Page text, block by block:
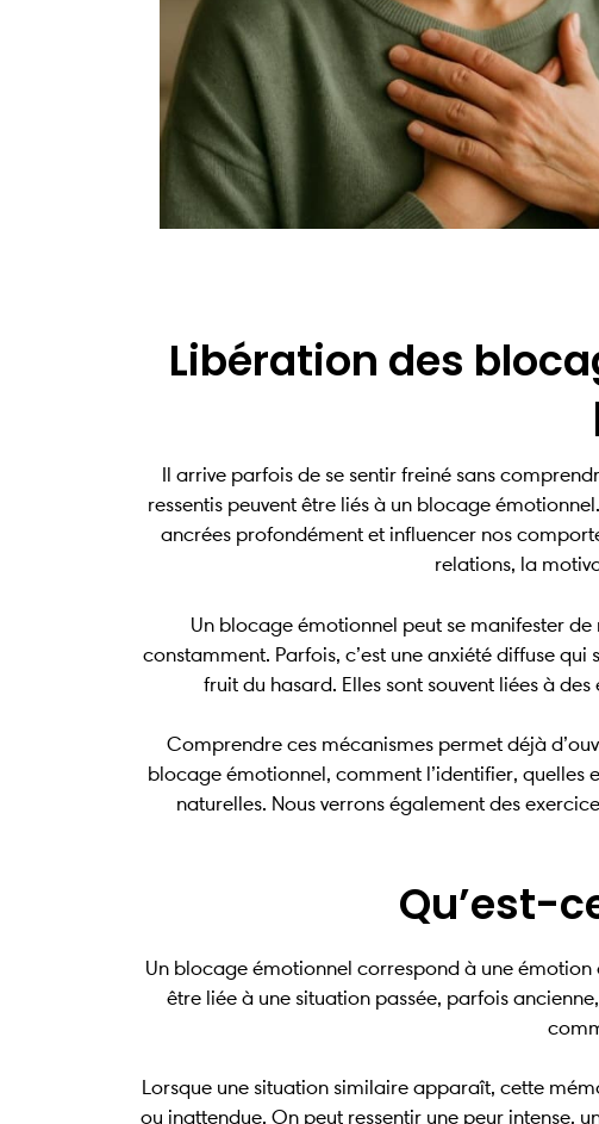
Libération des
Il arrive parfois de se sentir freiné sans
ressentis peuvent être liés à un blocage
ancrées profondément et influencer nos
relations, la
Un blocage émotionnel peut se manifester
constamment. Parfois, c’est une anxiété diffuse
fruit du hasard. Elles sont souvent liées à
Comprendre ces mécanismes permet déjà
blocage émotionnel, comment l’identifier, quelles
naturelles. Nous verrons également des
Qu’est-
Un blocage émotionnel correspond à une émotion
être liée à une situation passée, parfois
Lorsque une situation similaire apparaît, cette
ou inattendue. On peut ressentir une peur intense,